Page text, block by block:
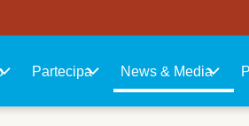
principale
Partecipa News & Media